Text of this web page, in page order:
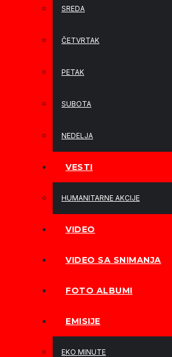
SREDA
ČETVRTAK
PETAK
SUBOTA
NEDELJA
VESTI
HUMANITARNE AKCIJE
VIDEO
VIDEO SA SNIMANJA
FOTO ALBUMI
EMISIJE
EKO MINUTE